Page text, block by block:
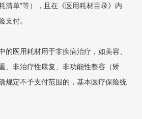
清单”等），且在《医用耗材目录》内
支付。
医用耗材用于非疾病治疗，如美容、
、非治疗性康复、非功能性整容（矫
规定不予支付范围的，基本医疗保险统